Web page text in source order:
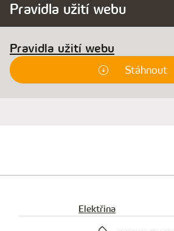
Pravidla užití webu
Pravidla užití webu
Stáhnout
Elektřina